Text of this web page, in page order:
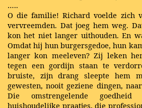
…..
O die familie! Richard voelde zich
vervreemden. Dat joeg hem weg.
kon het niet langer uithouden. En
Omdat hij hun burgersgedoe, hun
langer kon meeleven? Zij leken
tegen een gordijn staan te
bruiste, zijn drang sleepte hem
gewesten, nooit geziene dingen,
Die omstrengelende
huishoudelijke praatjes, die